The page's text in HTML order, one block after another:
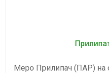
Меро Прилипач (ПАР) на